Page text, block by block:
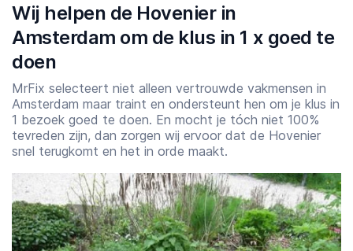
Wij helpen de Hovenier in
Amsterdam om de klus in 1 x goed te
doen
MrFix selecteert niet alleen vertrouwde vakmensen in
Amsterdam maar traint en ondersteunt hen om je klus in
1 bezoek goed te doen. En mocht je tóch niet 100%
tevreden zijn, dan zorgen wij ervoor dat de Hovenier
snel terugkomt en het in orde maakt.